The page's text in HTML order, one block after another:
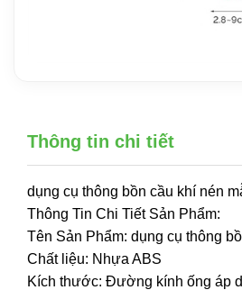
Thông tin chi tiết
dụng cụ thông bồn cầu khí nén
Thông Tin Chi Tiết Sản Phẩm:
Tên Sản Phẩm: dụng cụ thông
Chất liệu: Nhựa ABS
Kích thước: Đường kính ống áp